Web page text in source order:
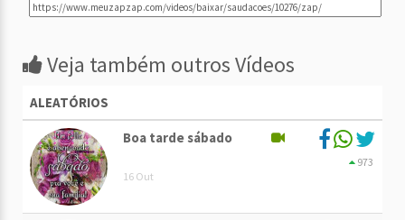
Veja também outros Vídeos
ALEATÓRIOS
Boa tarde sábado
16 Out
973